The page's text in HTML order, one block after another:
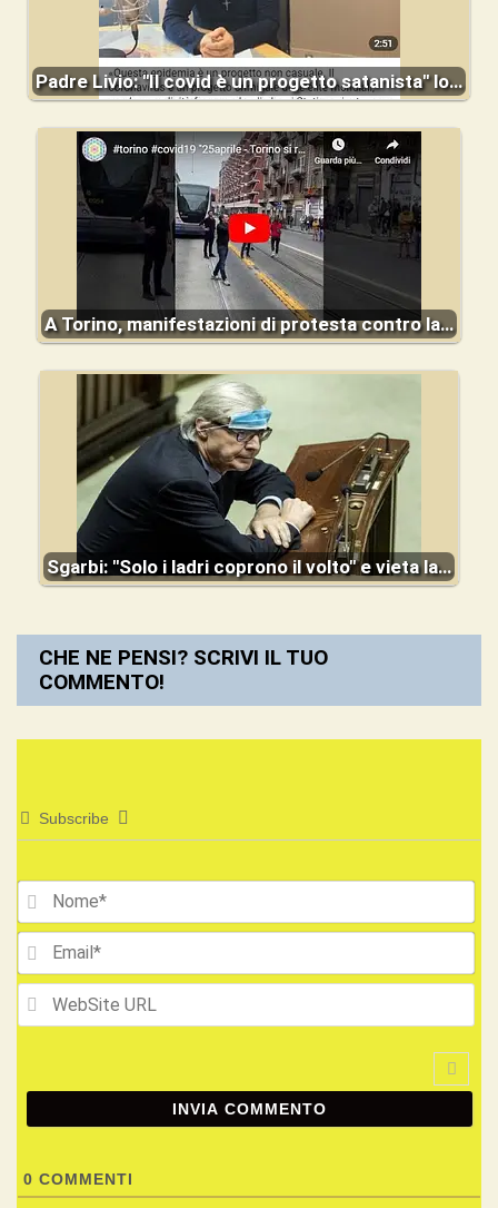
Padre Livio: "Il covid è un progetto satanista" lo…
A Torino, manifestazioni di protesta contro la…
Sgarbi: "Solo i ladri coprono il volto" e vieta la…
CHE NE PENSI? SCRIVI IL TUO
COMMENTO!
Subscribe
0 COMMENTI